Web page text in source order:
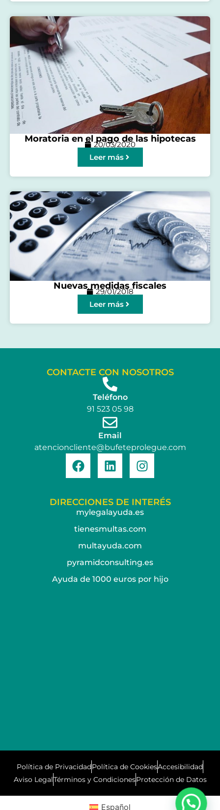
Moratoria en el pago de las hipotecas
20/03/2020
Leer más
Nuevas medidas fiscales
29/01/2018
Leer más
CONTACTE CON NOSOTROS
Teléfono
91 523 05 98
Email
atencioncliente@bufeteprolegue.com
DIRECCIONES DE INTERÉS
mylegalayuda.es
tienesmultas.com
multayuda.com
pyramidconsulting.es
Ayuda de 1000 euros por hijo
Política de PrivacidadPolítica de CookiesAccesibilidad
Aviso LegalTérminos y CondicionesProtección de Datos
Español